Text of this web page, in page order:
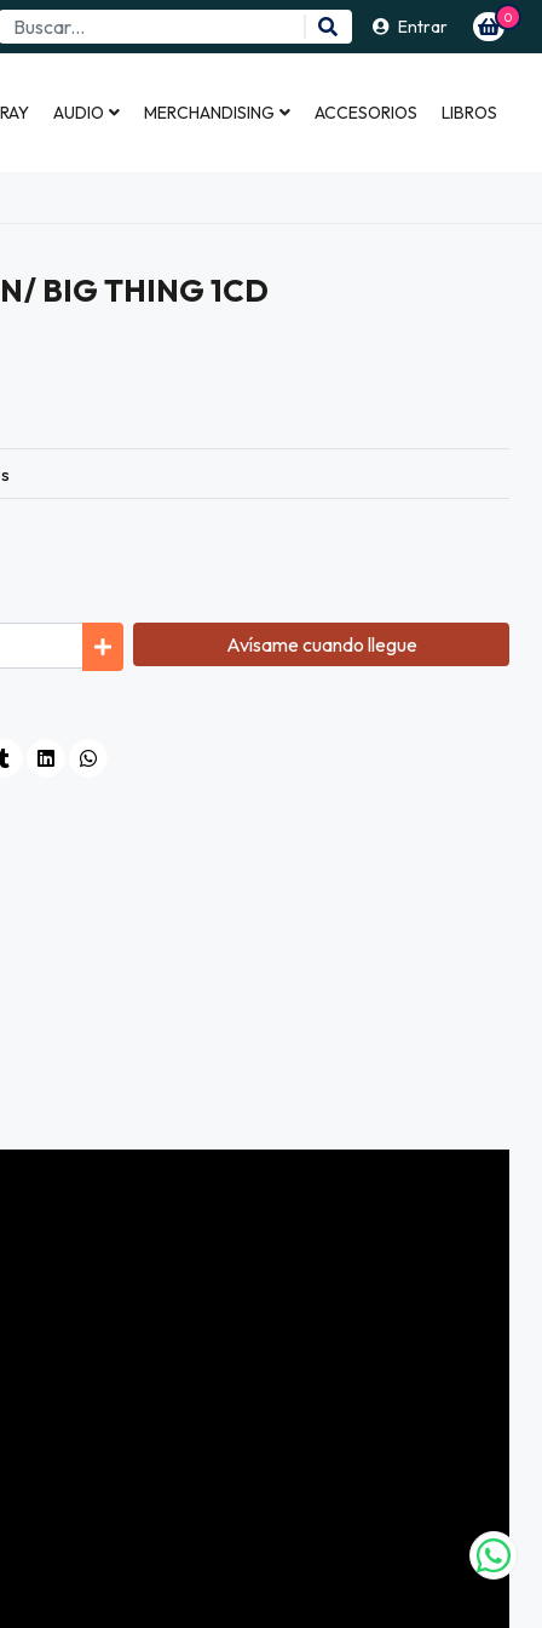
Entrar 0
AUDIO MERCHANDISING ACCESORIOS LIBROS
BIG THING 1CD
Avísame cuando llegue